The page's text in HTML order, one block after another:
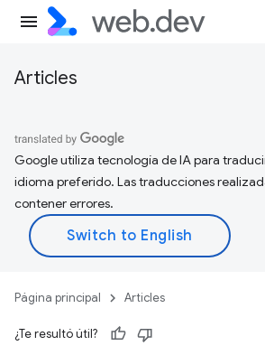
Articles
Google utiliza tecnología de IA para
idioma preferido. Las traducciones
contener errores.
Página principal Articles
¿Te resultó útil?